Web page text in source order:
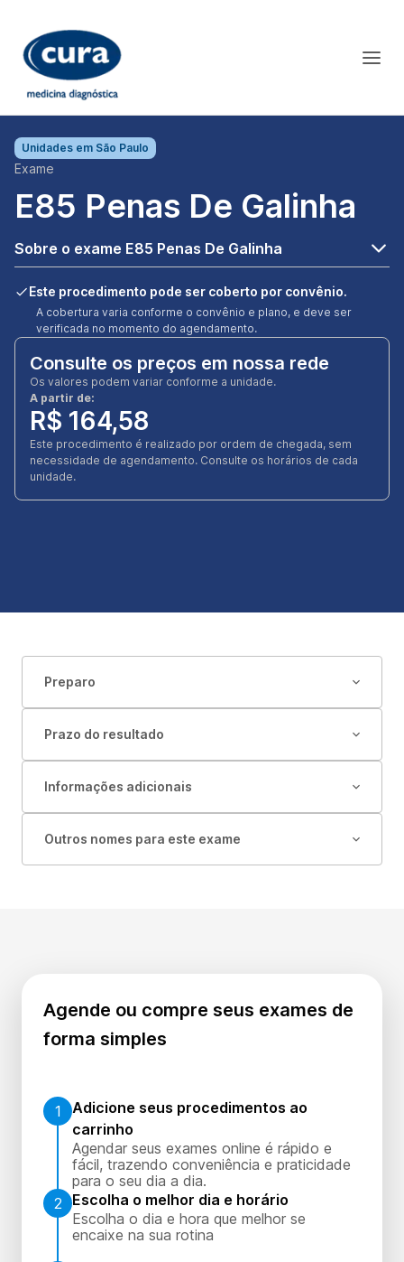
Unidades em São Paulo
Exame
E85 Penas De Galinha
Sobre o exame E85 Penas De Galinha
Este procedimento pode ser coberto por convênio.
A cobertura varia conforme o convênio e plano, e deve ser
verificada no momento do agendamento.
Consulte os preços em nossa rede
Os valores podem variar conforme a unidade.
A partir de:
R$ 164,58
Este procedimento é realizado por ordem de chegada, sem
necessidade de agendamento. Consulte os horários de cada
unidade.
Preparo
Prazo do resultado
Informações adicionais
Outros nomes para este exame
Agende ou compre seus exames de
forma simples
1
Adicione seus procedimentos ao
carrinho
Agendar seus exames online é rápido e
fácil, trazendo conveniência e praticidade
para o seu dia a dia.
2
Escolha o melhor dia e horário
Escolha o dia e hora que melhor se
encaixe na sua rotina